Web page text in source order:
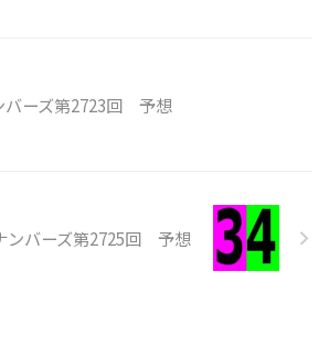
バーズ第2723回 予想
ンバーズ第2725回 予想